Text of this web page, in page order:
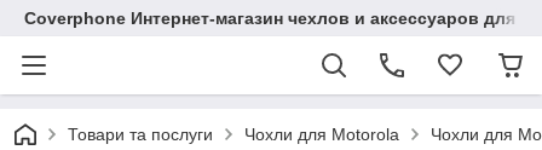
Coverphone Интернет-магазин чехлов и аксессуаров для
Товари та послуги Чохли для Motorola Чохли для